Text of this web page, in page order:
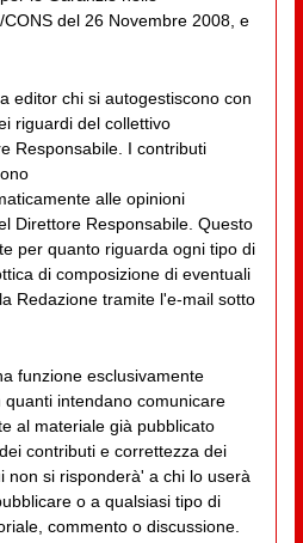
del 26 Novembre 2008, e
editor chi si autogestiscono con
riguardi del collettivo
Responsabile. I contributi
alle opinioni
Direttore Responsabile. Questo
per quanto riguarda ogni tipo di
di composizione di eventuali
Redazione tramite l'e-mail sotto
funzione esclusivamente
intendano comunicare
al materiale già pubblicato
contributi e correttezza dei
non si risponderà' a chi lo userà
o a qualsiasi tipo di
commento o discussione.